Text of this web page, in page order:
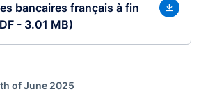
bancaires français à fin
- 3.01 MB)
of June 2025